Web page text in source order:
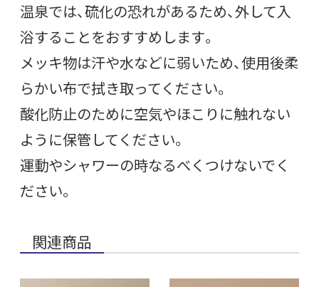
温泉では、硫化の恐れがあるため、外して入
浴することをおすすめします。
メッキ物は汗や水などに弱いため、使用後柔
らかい布で拭き取ってください。
酸化防止のために空気やほこりに触れない
ように保管してください。
運動やシャワーの時なるべくつけないでく
ださい。
関連商品